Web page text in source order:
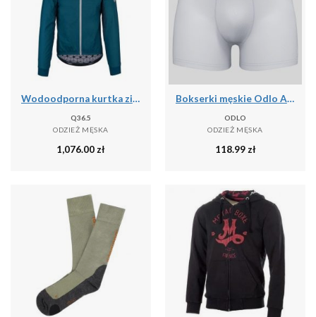
Wodoodporna kurtka zimowa Q36.5 Adventure
Q36.5
ODZIEŻ MĘSKA
1,076.00 zł
Bokserki męskie Odlo ACTIVE F-DRyIGHT ECO
ODLO
ODZIEŻ MĘSKA
118.99 zł